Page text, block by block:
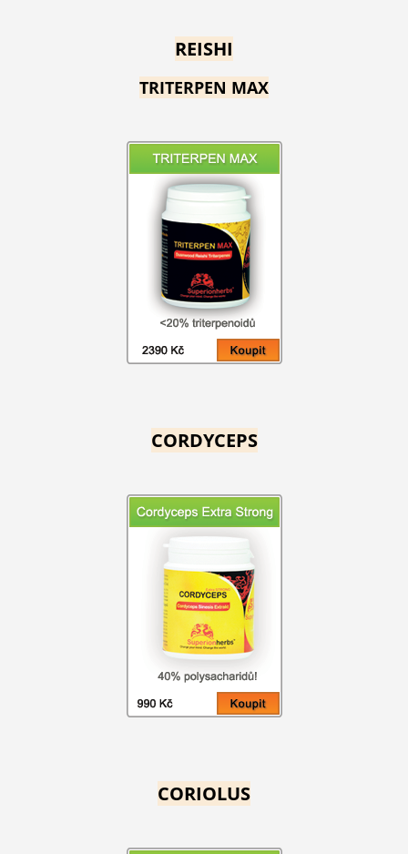
REISHI
TRITERPEN MAX
CORDYCEPS
CORIOLUS